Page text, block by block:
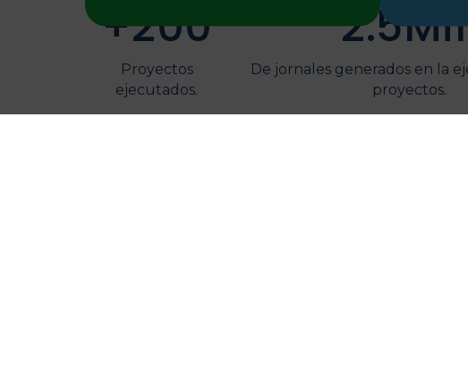
financiamiento ambiental del país.
Conoce los requisitos
Proyectos
ejecutados.
+200
De jornales generados en la
proyectos.
2.5